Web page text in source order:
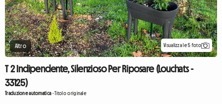
Altro Visualizza le 5 foto
T 2 Indipendente, Silenzioso Per Riposare (Louchats -
33125)
Traduzione automatica-Titolo originale